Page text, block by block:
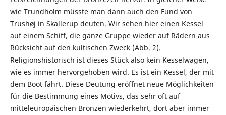
wie Trundholm müsste man dann auch den Fund von
Trushøj in Skallerup deuten. Wir sehen hier einen Kessel
auf einem Schiff, die ganze Gruppe wieder auf Rädern aus
Rücksicht auf den kultischen Zweck (Abb. 2).
Religionshistorisch ist dieses Stück also kein Kesselwagen,
wie es immer hervorgehoben wird. Es ist ein Kessel, der mit
dem Boot fährt. Diese Deutung eröffnet neue Möglichkeiten
für die Bestimmung eines Motivs, das sehr oft auf
mitteleuropäischen Bronzen wiederkehrt, dort aber immer